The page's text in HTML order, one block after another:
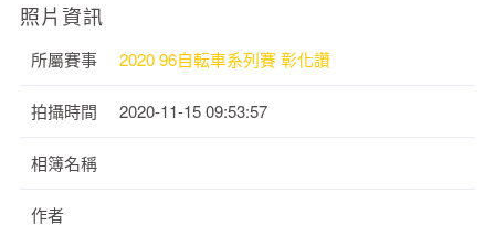
照片資訊
所屬賽事 2020 96自転車系列賽 彰化讚
拍攝時間 2020-11-15 09:53:57
相簿名稱
作者